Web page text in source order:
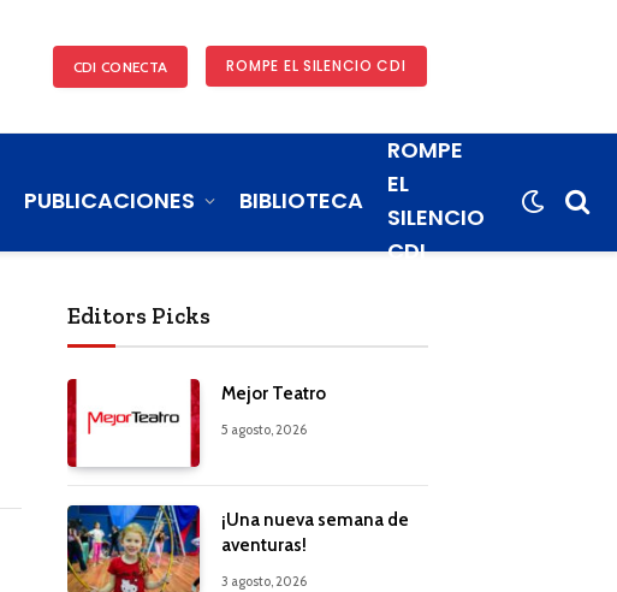
CDI CONECTA ROMPE EL SILENCIO CDI
PUBLICACIONES BIBLIOTECA
ROMPE
EL
SILENCIO
CDI
Editors Picks
Mejor Teatro
5 agosto, 2026
¡Una nueva semana de
aventuras!
3 agosto, 2026